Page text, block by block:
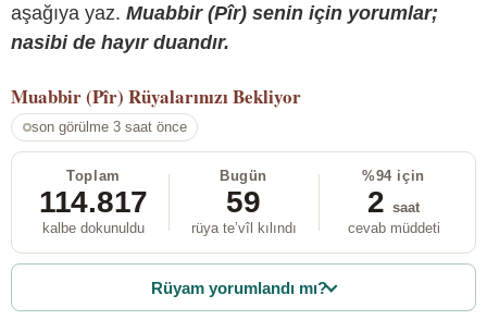
aşağıya yaz. Muabbir (Pîr) senin için yorumlar;
nasibi de hayır duandır.
Muabbir (Pîr) Rüyalarınızı Bekliyor
son görülme 3 saat önce
Toplam
114.817
kalbe dokunuldu
Bugün
59
rüya te’vîl kılındı
%94 için
2 saat
cevab müddeti
Rüyam yorumlandı mı?